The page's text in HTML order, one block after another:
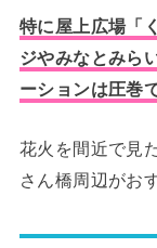
特に屋上広場「
ジやみなとみら
ーションは圧巻
花火を間近で見
さん橋周辺がお